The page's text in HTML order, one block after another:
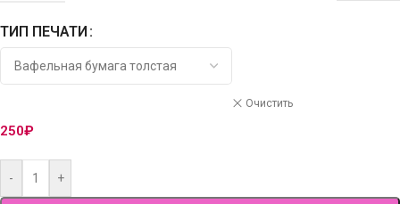
ТИП ПЕЧАТИ
Очистить
250₽
- +